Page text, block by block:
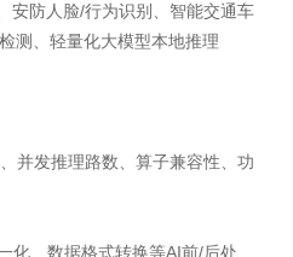
安防人脸/行为识别、智能交通车
测、轻量化大模型本地推理
并发推理路数、算子兼容性、功
化、数据格式转换等AI前/后处